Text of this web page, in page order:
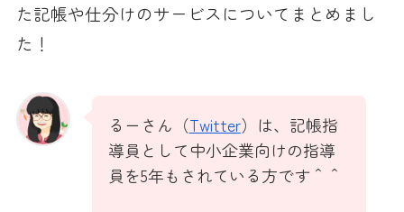
た記帳や仕分けのサービスについてまとめまし
た！
るーさん（Twitter）は、記帳指
導員として中小企業向けの指導
員を5年もされている方です＾＾